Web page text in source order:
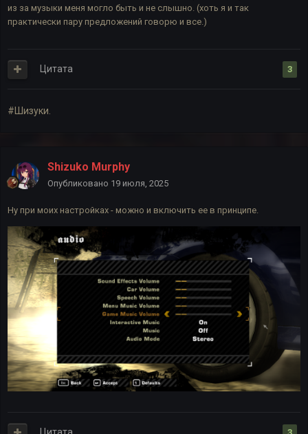
из за музыки меня могло быть и не слышно. (хоть я и так
практически пару предложений говорю и все.)
3
Цитата
#Шизуки.
Shizuko Murphy
Опубликовано 19 июля, 2025
Ну при моих настройках - можно и включить ее в принципе.